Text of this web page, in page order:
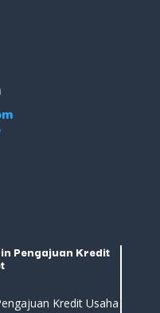
Pengajuan Kredit
Kredit Usaha